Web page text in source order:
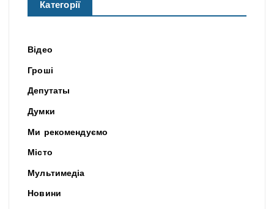
Категорії
Відео
Гроші
Депутаты
Думки
Ми рекомендуємо
Місто
Мультимедіа
Новини